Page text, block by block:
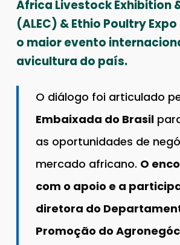
Africa Livestock Exhibition
(ALEC) & Ethio Poultry
o maior evento
avicultura do país.
O diálogo foi articulado
Embaixada do Brasil
as oportunidades de
mercado africano. O
com o apoio e a
diretora do
Promoção do